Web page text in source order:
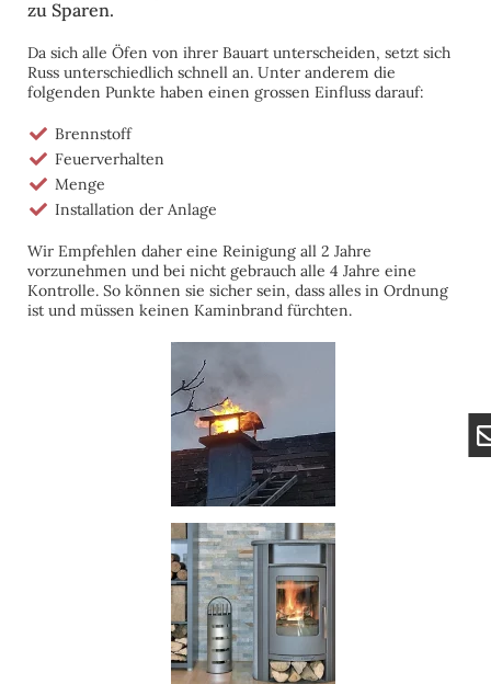
zu Sparen.
Da sich alle Öfen von ihrer Bauart unterscheiden, setzt sich
Russ unterschiedlich schnell an. Unter anderem die
folgenden Punkte haben einen grossen Einfluss darauf:
Brennstoff
Feuerverhalten
Menge
Installation der Anlage
Wir Empfehlen daher eine Reinigung all 2 Jahre
vorzunehmen und bei nicht gebrauch alle 4 Jahre eine
Kontrolle. So können sie sicher sein, dass alles in Ordnung
ist und müssen keinen Kaminbrand fürchten.